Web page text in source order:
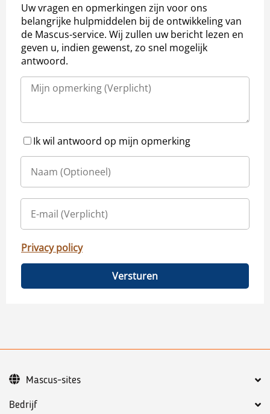
Uw vragen en opmerkingen zijn voor ons
belangrijke hulpmiddelen bij de ontwikkeling van
de Mascus-service. Wij zullen uw bericht lezen en
geven u, indien gewenst, zo snel mogelijk
antwoord.
Ik wil antwoord op mijn opmerking
Privacy policy
Versturen
Bedrijf
Mascus-sites